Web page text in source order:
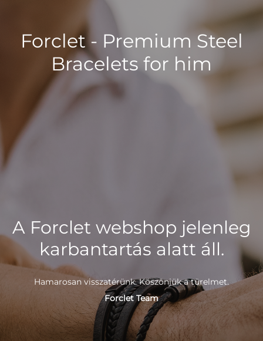
Forclet - Premium Steel
Bracelets for him
A Forclet webshop jelenleg
karbantartás alatt áll.
Hamarosan visszatérünk. Köszönjük a türelmet.
Forclet Team